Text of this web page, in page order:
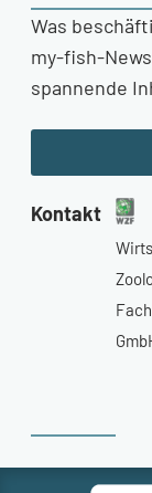
Was
my-fish-
spannende
Kontakt